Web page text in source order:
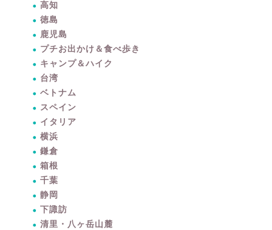
高知
徳島
鹿児島
プチお出かけ＆食べ歩き
キャンプ＆ハイク
台湾
ベトナム
スペイン
イタリア
横浜
鎌倉
箱根
千葉
静岡
下諏訪
清里・八ヶ岳山麓